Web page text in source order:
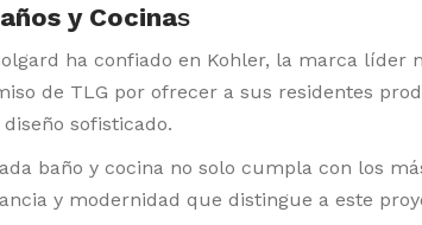
y Cocinas
ha confiado en Kohler, la marca líder
de TLG por ofrecer a sus residentes
sofisticado.
baño y cocina no solo cumpla con los
y modernidad que distingue a este